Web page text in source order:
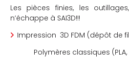
Les pièces finies, les
n’échappe à SAI3D!!!
Impression 3D FDM (dépôt de
Polymères classiques (PLA,